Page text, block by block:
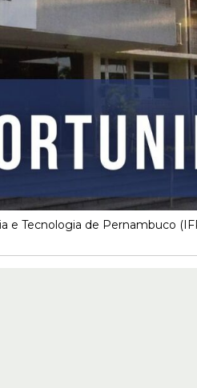
e Tecnologia de Pernambuco